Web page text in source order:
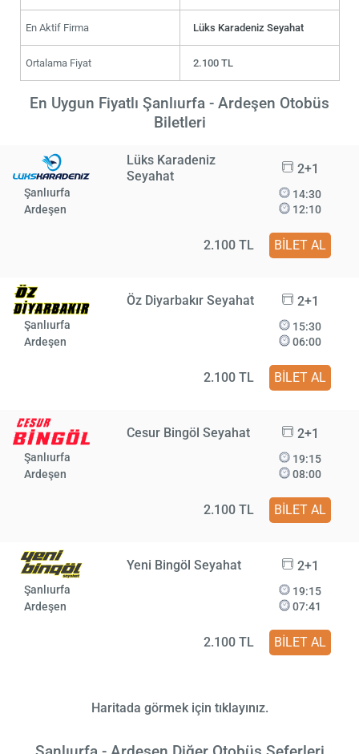
En Aktif Firma Lüks Karadeniz Seyahat
Ortalama Fiyat 2.100 TL
En Uygun Fiyatlı Şanlıurfa - Ardeşen Otobüs
Biletleri
Lüks Karadeniz
Seyahat
2+1
Şanlıurfa
Ardeşen
14:30
12:10
2.100 TL BİLET AL
Öz Diyarbakır Seyahat 2+1
Şanlıurfa
Ardeşen
15:30
06:00
2.100 TL BİLET AL
Cesur Bingöl Seyahat 2+1
Şanlıurfa
Ardeşen
19:15
08:00
2.100 TL BİLET AL
Yeni Bingöl Seyahat 2+1
Şanlıurfa
Ardeşen
19:15
07:41
2.100 TL BİLET AL
Haritada görmek için tıklayınız.